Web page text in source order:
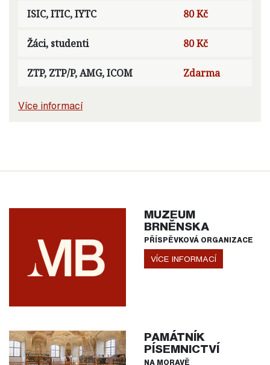
ISIC, ITIC, IYTC 80 Kč
Žáci, studenti 80 Kč
ZTP, ZTP/P, AMG, ICOM Zdarma
Více informací
MUZEUM
BRNĚNSKA
PŘÍSPĚVKOVÁ ORGANIZACE
VÍCE INFORMACÍ
PAMÁTNÍK
PÍSEMNICTVÍ
NA MORAVĚ